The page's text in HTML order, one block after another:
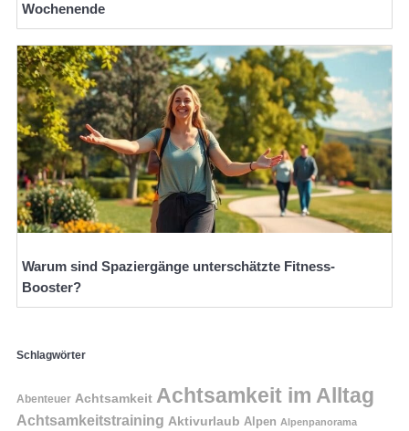
Wochenende
Warum sind Spaziergänge unterschätzte Fitness-
Booster?
Schlagwörter
Abenteuer Achtsamkeit Achtsamkeit im Alltag
Achtsamkeitstraining Aktivurlaub Alpen Alpenpanorama